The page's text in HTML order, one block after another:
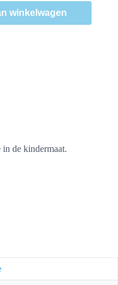
winkelwagen
de kindermaat.